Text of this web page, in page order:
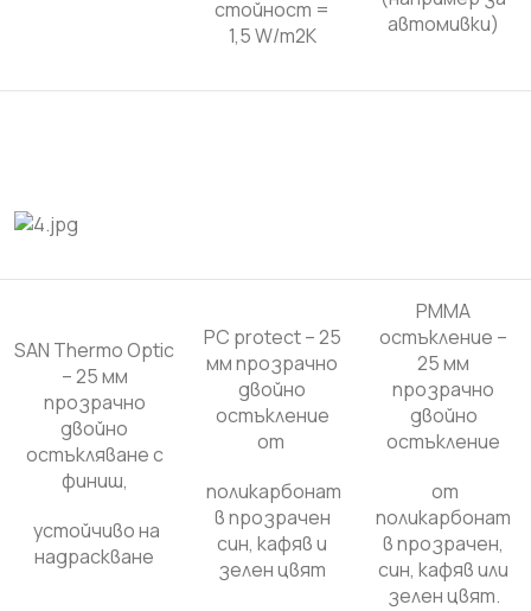
стойност =
1,5 W/m2K
автомивки)
SAN Thermo Optic
– 25 мм
прозрачно
двойно
остъкляване с
финиш,
устойчиво на
надраскване
PC protect – 25
мм прозрачно
двойно
остъкление
от
поликарбонат
в прозрачен
син, кафяв и
зелен цвят
PMMA
остъкление –
25 мм
прозрачно
двойно
остъкление
от
поликарбонат
в прозрачен,
син, кафяв или
зелен цвят.